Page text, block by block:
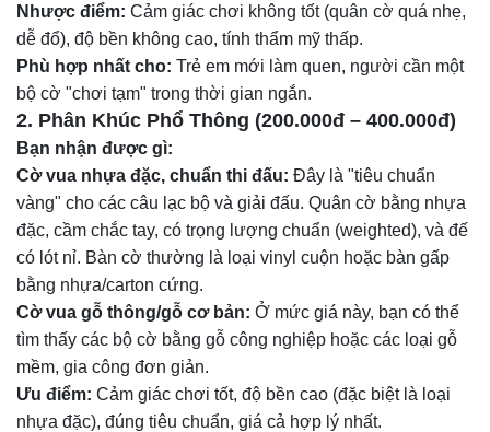
Nhược điểm: Cảm giác chơi không tốt (quân cờ quá nhẹ,
dễ đổ), độ bền không cao, tính thẩm mỹ thấp.
Phù hợp nhất cho: Trẻ em mới làm quen, người cần một
bộ cờ "chơi tạm" trong thời gian ngắn.
2. Phân Khúc Phổ Thông (200.000đ – 400.000đ)
Bạn nhận được gì:
Cờ vua nhựa đặc, chuẩn thi đấu: Đây là "tiêu chuẩn
vàng" cho các câu lạc bộ và giải đấu. Quân cờ bằng nhựa
đặc, cầm chắc tay, có trọng lượng chuẩn (weighted), và đế
có lót nỉ. Bàn cờ thường là loại vinyl cuộn hoặc bàn gấp
bằng nhựa/carton cứng.
Cờ vua gỗ thông/gỗ cơ bản: Ở mức giá này, bạn có thể
tìm thấy các bộ cờ bằng gỗ công nghiệp hoặc các loại gỗ
mềm, gia công đơn giản.
Ưu điểm: Cảm giác chơi tốt, độ bền cao (đặc biệt là loại
nhựa đặc), đúng tiêu chuẩn, giá cả hợp lý nhất.